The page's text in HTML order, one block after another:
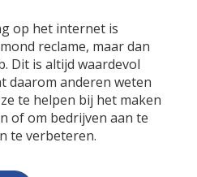
op het internet is
reclame, maar dan
Dit is altijd waardevol
daarom anderen weten
te helpen bij het maken
of om bedrijven aan te
te verbeteren.